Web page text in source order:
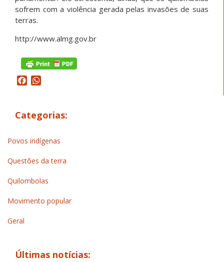
sofrem com a violência gerada pelas invasões de suas
terras.
http://www.almg.gov.br
Facebook
Categorias:
Povos indígenas
Questões da terra
Quilombolas
Movimento popular
Geral
Últimas notícias: